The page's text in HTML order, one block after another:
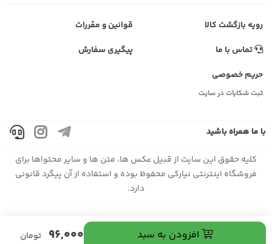
افزودن به سبد 96,000 تومان
رویه بازگشت کالا
قوانین و مقررات
تماس با ما
پیگیری سفارش
حریم خصوصی
ثبت شکایات در سایت
با ما همراه باشید
کليه حقوق اين سايت از قبیل عکس ها، متن ها و سایر محتواها برای
فروشگاه اینترنتی نیارکی محفوظ بوده و استفاده از آن پیگرد قانونی
دارد.